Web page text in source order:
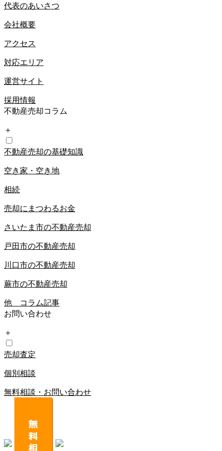
代表のあいさつ
会社概要
アクセス
対応エリア
運営サイト
採用情報
不動産売却コラム
＋
不動産売却の基礎知識
空き家・空き地
相続
売却にまつわるお金
さいたま市の不動産売却
戸田市の不動産売却
川口市の不動産売却
蕨市の不動産売却
他 コラム記事
お問い合わせ
＋
売却査定
個別相談
無料相談・お問い合わせ